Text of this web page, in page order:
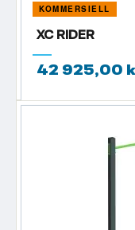
KOMMERSIELL
XC RIDER
42 925,00